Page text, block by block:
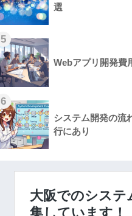
選
5
Webアプリ開発費
6
システム開発の流
行にあり